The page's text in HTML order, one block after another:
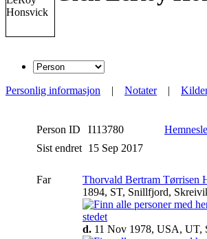
Personlig informasjon | Notater|
Person ID I113780
Sist endret 15 Sep 2017
Far Thorvald Bertram Tørrisen
1894, ST, Snillfjord,
d. 11 Nov 1978, USA, UT,